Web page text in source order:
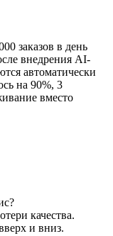
заказов в день
внедрения AI-
автоматически
на 90%, 3
вместо
качества.
и вниз.